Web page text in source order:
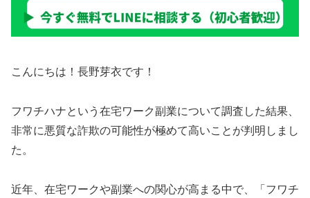
こんにちは！長野芽衣です！
フワチハナという在宅ワーク副業について調査した結果、
非常に悪質な詐欺の可能性が極めて高いことが判明しまし
た。
近年、在宅ワークや副業への関心が高まる中で、「フワチ